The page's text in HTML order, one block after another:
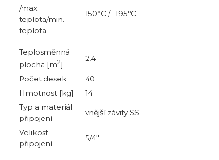
/max.
teplota/min.
teplota
150°C / -195°C
Teplosměnná
plocha [m2]
2,4
Počet desek
40
Hmotnost [kg]
14
Typ a materiál
připojení
vnější závity SS
Velikost
připojení
5/4"